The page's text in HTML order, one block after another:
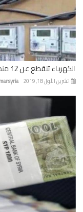
تنقطع عن 12 منطقة في دمشق غداً
emmarsyria الأول 18, 2019